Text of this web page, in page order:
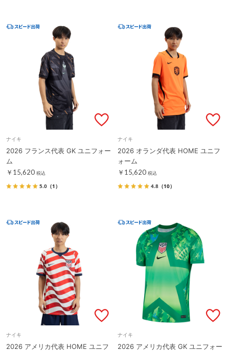
ナイキ
2026 フランス代表 GK ユニフォー
ム
￥15,620 税込
5.0 （1）
ナイキ
2026 オランダ代表 HOME ユニフ
ォーム
￥15,620 税込
4.8 （10）
ナイキ
2026 アメリカ代表 HOME ユニフ
ナイキ
2026 アメリカ代表 GK ユニフォー